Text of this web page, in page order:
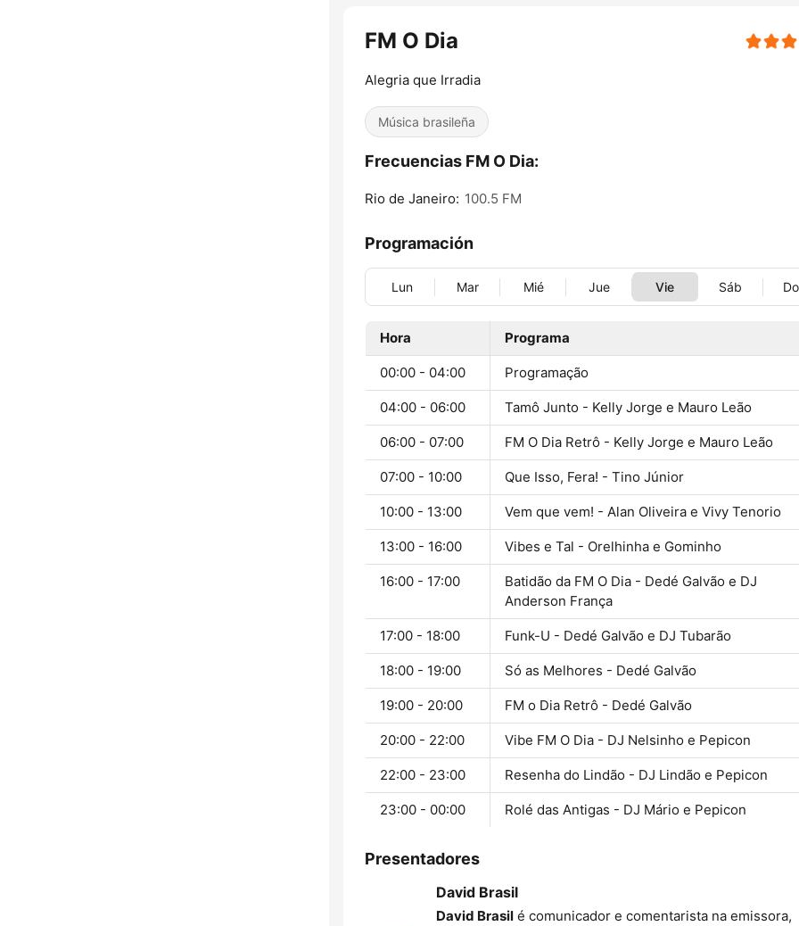
FM O Dia
Alegria que Irradia
Música brasileña
Frecuencias FM O Dia:
Rio de Janeiro: 100.5 FM
Programación
Lun Mar Mié Jue Vie Sáb
Hora Programa
00:00 - 04:00 Programação
04:00 - 06:00 Tamô Junto - Kelly Jorge e Mauro Leão
06:00 - 07:00 FM O Dia Retrô - Kelly Jorge e Mauro Leão
07:00 - 10:00 Que Isso, Fera! - Tino Júnior
10:00 - 13:00 Vem que vem! - Alan Oliveira e Vivy Tenorio
13:00 - 16:00 Vibes e Tal - Orelhinha e Gominho
16:00 - 17:00
Batidão da FM O Dia - Dedé Galvão e DJ
Anderson França
17:00 - 18:00 Funk-U - Dedé Galvão e DJ Tubarão
18:00 - 19:00 Só as Melhores - Dedé Galvão
19:00 - 20:00 FM o Dia Retrô - Dedé Galvão
20:00 - 22:00 Vibe FM O Dia - DJ Nelsinho e Pepicon
22:00 - 23:00 Resenha do Lindão - DJ Lindão e Pepicon
23:00 - 00:00 Rolé das Antigas - DJ Mário e Pepicon
Presentadores
David Brasil
David Brasil é comunicador e comentarista na emissora,